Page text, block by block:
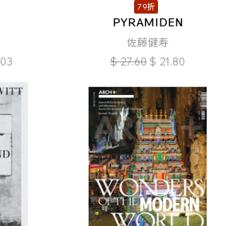
79折
PYRAMIDEN
佐藤健寿
$ 27.60 $ 21.80